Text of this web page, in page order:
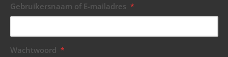
Gebruikersnaam of E-mailadres *
Wachtwoord *